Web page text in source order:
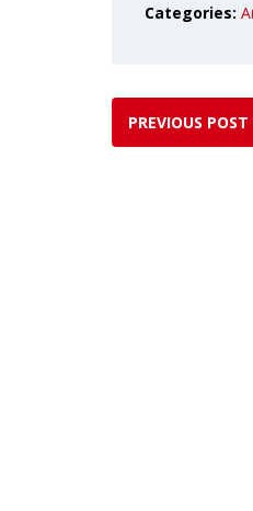
Categories:
PREVIOUS POST